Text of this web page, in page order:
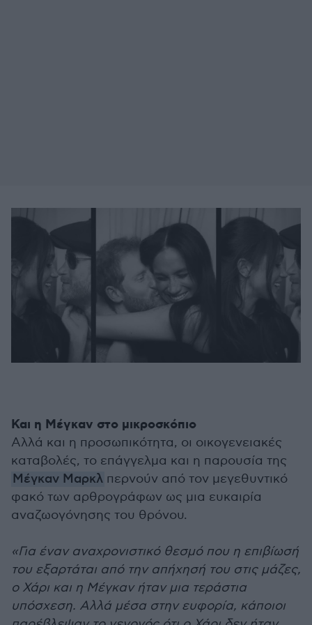
Και η Μέγκαν στο μικροσκόπιο
Αλλά και η προσωπικότητα, οι οικογενειακές
καταβολές, το επάγγελμα και η παρουσία της
Μέγκαν Μαρκλ περνούν από τον μεγεθυντικό
φακό των αρθρογράφων ως μια ευκαιρία
αναζωογόνησης του θρόνου.
«Για έναν αναχρονιστικό θεσμό που η επιβίωσή
του εξαρτάται από την απήχησή του στις μάζες,
ο Χάρι και η Μέγκαν ήταν μια τεράστια
υπόσχεση. Αλλά μέσα στην ευφορία, κάποιοι